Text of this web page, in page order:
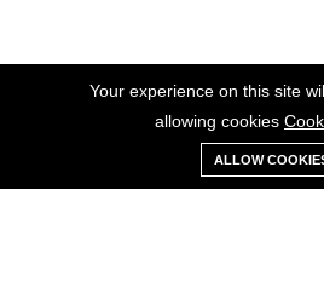
©2023 Hoa Nelly . All
0
Xe
đẩy
Your experience on this site
allowing cookies
ALLOW